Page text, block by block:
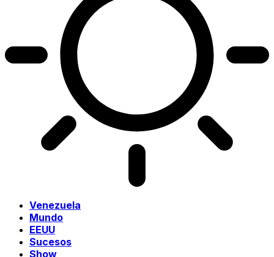
Venezuela
Mundo
EEUU
Sucesos
Show